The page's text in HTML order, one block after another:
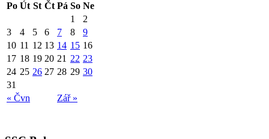
Po Út St Čt Pá So Ne
« Čvn Zář »
1
2
3
4 5 6 7 8
9
10 11 12 13 14 15 16
17 18 19 20 21 22 23
24 25 26 27 28 29 30
31